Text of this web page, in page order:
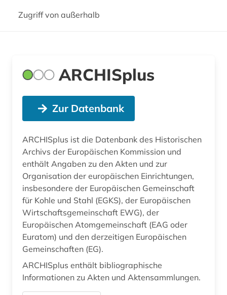
Zugriff von außerhalb
ARCHISplus
Zur Datenbank
ARCHISplus ist die Datenbank des Historischen
Archivs der Europäischen Kommission und
enthält Angaben zu den Akten und zur
Organisation der europäischen Einrichtungen,
insbesondere der Europäischen Gemeinschaft
für Kohle und Stahl (EGKS), der Europäischen
Wirtschaftsgemeinschaft EWG), der
Europäischen Atomgemeinschaft (EAG oder
Euratom) und den derzeitigen Europäischen
Gemeinschaften (EG).
ARCHISplus enthält bibliographische
Informationen zu Akten und Aktensammlungen.